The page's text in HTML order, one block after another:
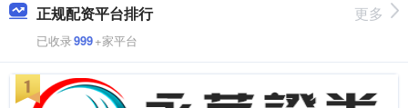
正规配资平台排行
已收录999+家平台
更多